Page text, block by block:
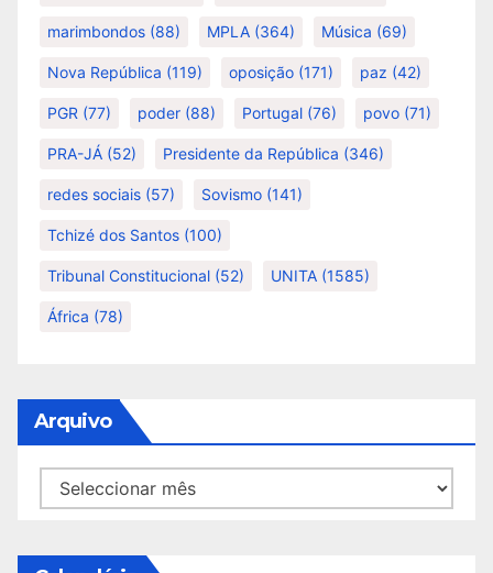
marimbondos (88) MPLA (364) Música (69)
Nova República (119) oposição (171) paz (42)
PGR (77) poder (88) Portugal (76) povo (71)
PRA-JÁ (52) Presidente da República (346)
redes sociais (57) Sovismo (141)
Tchizé dos Santos (100)
Tribunal Constitucional (52) UNITA (1585)
África (78)
Arquivo
Arquivo